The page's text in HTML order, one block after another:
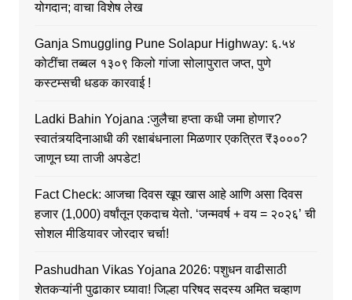
योगदान; वाचा विशेष लेख
Ganja Smuggling Pune Solapur Highway: ६.५४
कोटींचा तब्बल १३०९ किलो गांजा सोलापुरात जप्त, पुणे
कस्टम्सची धडक कारवाई !
Ladki Bahin Yojana :जुलैचा हप्ता कधी जमा होणार?
स्वातंत्र्यदिनाआधी की रक्षाबंधनाला मिळणार एकत्रित ₹३०००?
जाणून घ्या ताजी अपडेट!
Fact Check: आजचा दिवस खूप खास आहे आणि असा दिवस
हजार (1,000) वर्षांतून एकदाच येतो. ‘जन्मवर्ष + वय = २०२६’ ची
सोशल मीडियावर जोरदार चर्चा!
Pashudhan Vikas Yojana 2026: पशुधन वाढीसाठी
शेतकऱ्यांनी पुढाकार घ्यावा! जिल्हा परिषद सदस्य अमित चव्हाण